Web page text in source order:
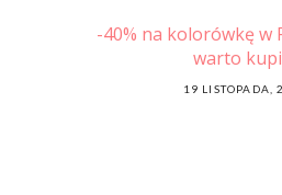
-40% na kolorówkę w
warto
POSTED
19 LISTOPADA,